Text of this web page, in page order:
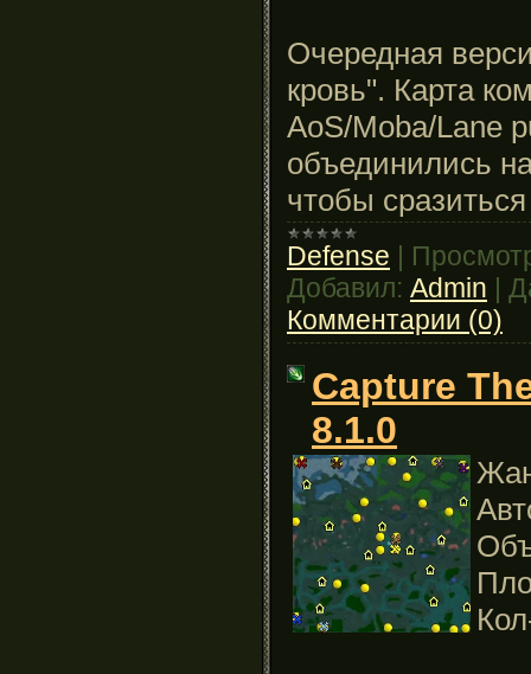
Очередная
кровь". Карта
AoS/Moba/Lane
объединились
чтобы
Defense
Добавил: Admin
Комментарии (0)
Capture
8.1.0